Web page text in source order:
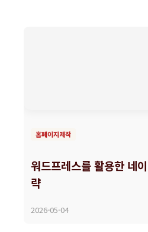
홈페이지제작
워드프레스를 활용한 네
략
2026-05-04